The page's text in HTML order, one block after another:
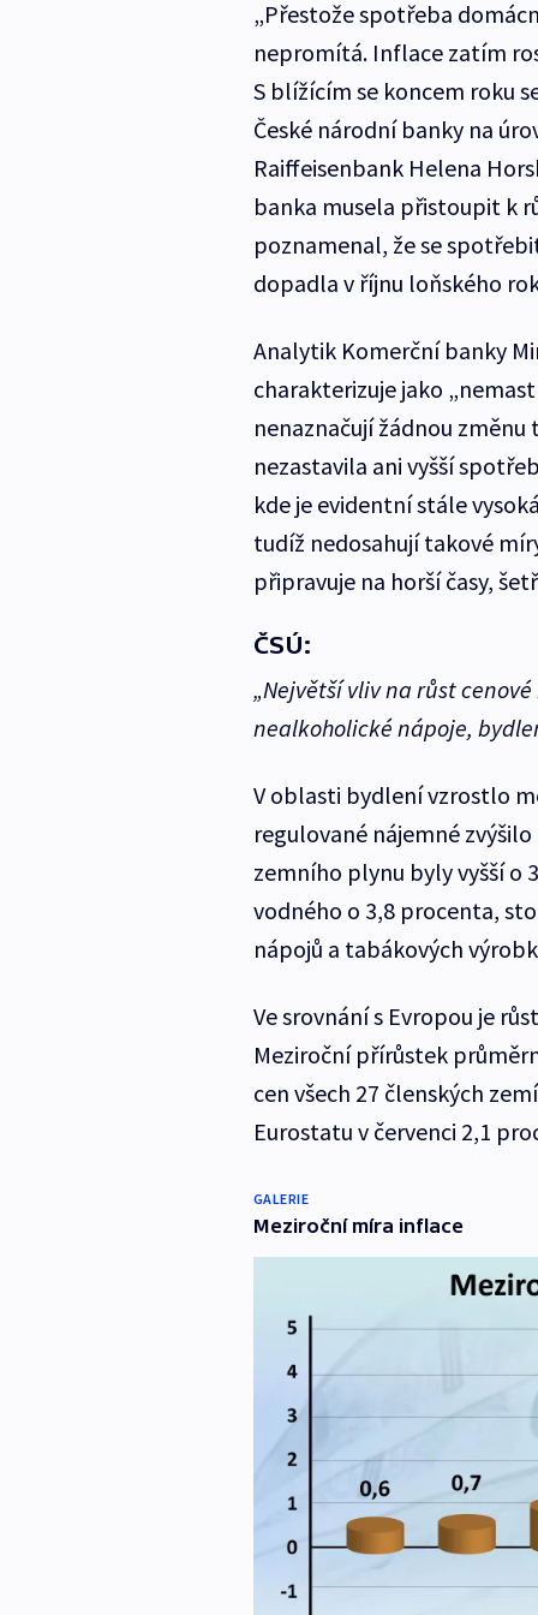
„Přestože spotřeba
nepromítá. Inflace zatím
S blížícím se koncem roku
České národní banky na
Raiffeisenbank Helena
banka musela přistoupit k
poznamenal, že se
dopadla v říjnu loňského
Analytik Komerční banky
charakterizuje jako
nenaznačují žádnou
nezastavila ani vyšší
kde je evidentní stále
tudíž nedosahují takové
připravuje na horší časy,
ČSÚ:
„Největší vliv na růst
nealkoholické nápoje,
V oblasti bydlení vzrostlo
regulované nájemné
zemního plynu byly vyšší o
vodného o 3,8 procenta,
nápojů a tabákových
Ve srovnání s Evropou je
Meziroční přírůstek
cen všech 27 členských
Eurostatu v červenci 2,1
GALERIE
Meziroční míra inflace